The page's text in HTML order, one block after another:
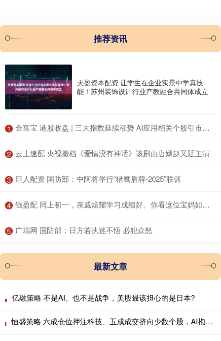
推荐资讯
天盈资本配资 让学生在企业实景中学真技
能！苏州装饰设计行业产教融合共同体成立
1 ​金富宝 港股收盘 | 三大指数延续涨势 AI应用相关个股引市场关注
2 ​云上速配 央视撤档《爱情没有神话》该剧由唐嫣赵又廷主演
3 ​巨人配资 国防部：中阿将举行“猎鹰盾牌-2025”联训
4 ​钱盈配 同上初一，亲戚炫耀学习成绩好。你看这位宝妈如何怼回去……
5 ​广瑞网 国防部：日方若执迷不悟 必犯众怒
最新文章
亿融策略 不是AI、也不是战争，美股最该担心的是日本?
恒盛策略 六成仓位押注科技、五成成交挤向少数个股，AI抱团行情会重演历史瓦解吗？